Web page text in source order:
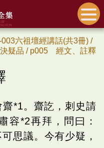
六祖壇經講話(共3冊) /
疑品 / p005 經文、註釋
*1。齋訖，刺史請
容*2再拜，問曰：
思議。今有少疑，